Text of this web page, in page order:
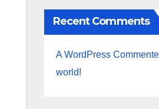
Recent Comments
A WordPress
world!